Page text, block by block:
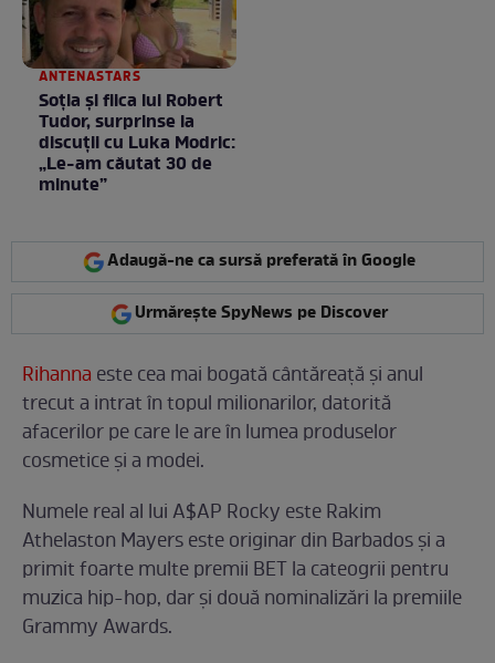
ANTENASTARS
Soția și fiica lui Robert
Tudor, surprinse la
discuții cu Luka Modric:
„Le-am căutat 30 de
minute”
Adaugă-ne ca sursă preferată în Google
Urmărește SpyNews pe Discover
Rihanna este cea mai bogată cântăreață și anul
trecut a intrat în topul milionarilor, datorită
afacerilor pe care le are în lumea produselor
cosmetice și a modei.
Numele real al lui A$AP Rocky este Rakim
Athelaston Mayers este originar din Barbados și a
primit foarte multe premii BET la cateogrii pentru
muzica hip-hop, dar și două nominalizări la premiile
Grammy Awards.